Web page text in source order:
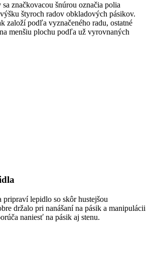
značkovacou šnúrou označia polia
štyroch radov obkladových pásikov.
založí podľa vyznačeného radu, ostatné
menšiu plochu podľa už vyrovnaných
pripraví lepidlo so skôr hustejšou
držalo pri nanášaní na pásik a manipulácii
naniesť na pásik aj stenu.